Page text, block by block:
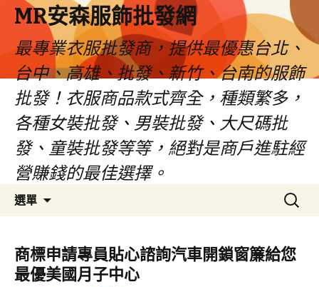
MR安森服飾批發網
最專業衣服批發商，提供最優惠台北、
台中、高雄、批發、新竹、台南的服飾
批發！衣服商品款式齊全，種類繁多，
各種女裝批發、男裝批發、大尺碼批
發、童裝批發等等，絕對是商戶進駐經
營賺錢的最佳選擇。
選單
容
區
搜
尋
鍵
字:
商標申請專員貼心諮詢汽車開鎖窗簾給您
最優美國月子中心